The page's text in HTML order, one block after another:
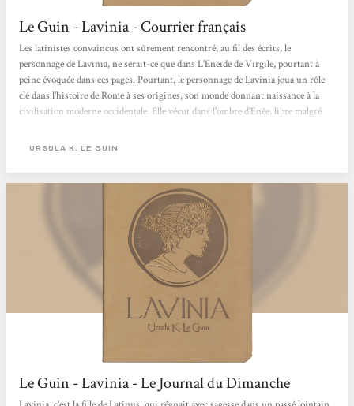
Le Guin - Lavinia - Courrier français
Les latinistes convaincus ont sûrement rencontré, au fil des écrits, le
personnage de Lavinia, ne serait-ce que dans L'Eneide de Virgile, pourtant à
peine évoquée dans ces pages. Pourtant, le personnage de Lavinia joua un rôle
clé dans l'histoire de Rome à ses origines, son monde donnant naissance à la
civilisation moderne occidentale. Elle vécut dans l'ombre d'Enée, libre malgré
banal, qui fut à l'origine d'une des plus importantes guerres de l'Antiquité, la
URSULA K. LE GUIN
Le Guin - Lavinia - Le Journal du Dimanche